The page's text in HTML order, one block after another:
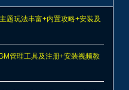
题玩法丰富+内置攻略+安装及
管理工具及注册+安装视频教